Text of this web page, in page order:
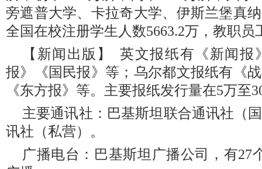
旁遮普大学、卡拉奇大学、伊斯兰堡真
全国在校注册学生人数5663.2万，教职员
【新闻出版】 英文报纸有《新闻报
报》《国民报》等；乌尔都文报纸有《
《东方报》等。主要报纸发行量在5万至
主要通讯社：巴基斯坦联合通讯社（
讯社（私营）。
广播电台：巴基斯坦广播公司，有27